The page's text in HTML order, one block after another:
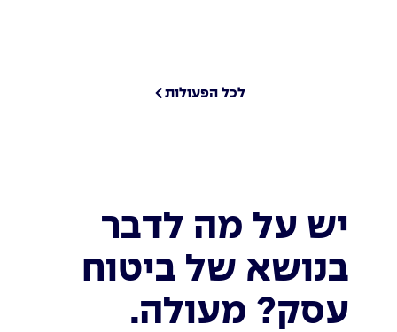
לכל הפעולות
יש על מה לדבר
בנושא של ביטוח
עסק? מעולה.